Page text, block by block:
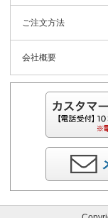
ご注文方法
会社概要